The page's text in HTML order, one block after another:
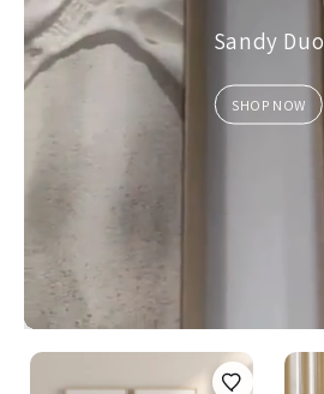
Sandy Duo
SHOP NOW